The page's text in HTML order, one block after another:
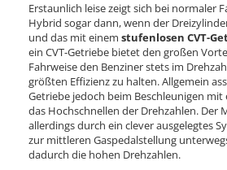
Erstaunlich leise zeigt sich bei normaler
Hybrid sogar dann, wenn der
und das mit einem stufenlosen CVT-
ein CVT-Getriebe bietet den großen
Fahrweise den Benziner stets im
größten Effizienz zu halten. Allgemein
Getriebe jedoch beim Beschleunigen mit
das Hochschnellen der Drehzahlen. Der
allerdings durch ein clever ausgelegtes
zur mittleren Gaspedalstellung
dadurch die hohen Drehzahlen.